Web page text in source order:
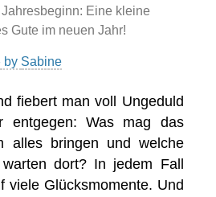
Eine kleine
Gute im neuen Jahr!
by Sabine
fiebert man voll Ungeduld
entgegen: Was mag das
alles bringen und welche
dort? In jedem Fall
viele Glücksmomente. Und